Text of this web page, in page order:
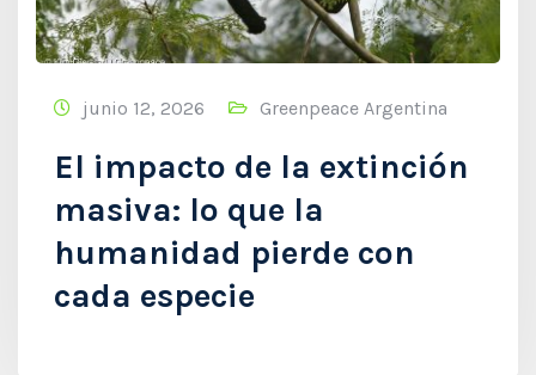
junio 12, 2026 Greenpeace Argentina
El impacto de la extinción
masiva: lo que la
humanidad pierde con
cada especie